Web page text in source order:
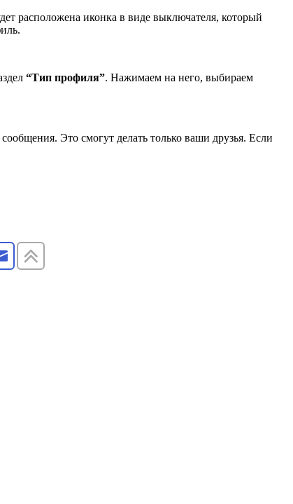
расположена иконка в виде выключателя, который
“Тип профиля”. Нажимаем на него, выбираем
Это смогут делать только ваши друзья. Если